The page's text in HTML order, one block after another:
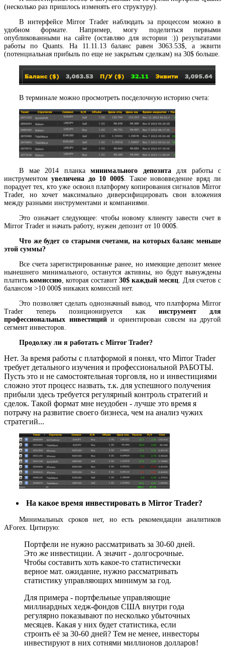
(несколько раз пришлось изменять его структуру).
В интерфейсе Mirror Trader наблюдать за процессом можно в
удобном формате. Например, могу поделиться первыми
опубликованными на сайте (оставляю для истории :)) результатами
работы по Quants. На 11.11.13 баланс равен 3063.53$, а эквити
(потенциальная прибыль по еще не закрытым сделкам) на 30$ больше.
В терминале можно просмотреть посделочную историю счета:
В мае 2014 планка минимального депозитадля работы с
инструментомувеличена до 10 000$. Такое нововведение вряд ли
порадует тех, кто уже освоил платформу копирования сигналов Mirror
Trader, но хочет максимально диверсифицировать свои вложения
между разными инструментами и компаниями.
Это означает следующее: чтобы новому клиенту завести счет в
Mirror Trader и начать работу, нужен депозит от 10 000$.
Что же будет со старыми счетами, на которых баланс меньше
этой суммы?
Все счета зарегистрированные ранее, но имеющие депозит менее
нынешнего минимального, останутся активны, но будут вынуждены
платитькомиссию, которая составит 30$ каждый месяц. Для счетов с
балансом >10 000$ никаких комиссий нет.
Это позволяет сделать однозначный вывод, что платформа Mirror
Trader теперь позиционируется как инструмент для
профессиональных инвестицийи ориентирован совсем на другой
сегмент инвесторов.
Продолжу ли я работать с Mirror Trader?
Нет. За время работы с платформой я понял, что Mirror Trader
требует детального изучения и профессиональной РАБОТЫ.
Пусть это и не самостоятельная торговля, но и инвестициями
сложно этот процесс назвать, т.к. для успешного получения
прибыли здесь требуется регулярный контроль стратегий и
сделок. Такой формат мне неудобен - лучше это время я
потрачу на развитие своего бизнеса, чем на анализ чужих
стратегий...
На какое время инвестировать в Mirror Trader?
Минимальных сроков нет, но есть рекомендации аналитиков
AForex. Цитирую:
Портфели не нужно рассматривать за 30-60 дней.
Это же инвестиции. А значит - долгосрочные.
Чтобы составить хоть какое-то статистически
верное мат. ожидание, нужно рассматривать
статистику управляющих минимум за год.
Для примера - портфельные управляющие
миллиардных хедж-фондов США внутри года
регулярно показывают по несколько убыточных
месяцев. Какая у них будет статистика, если
строить её за 30-60 дней? Тем не менее, инвесторы
инвестируют в них сотнями миллионов долларов!